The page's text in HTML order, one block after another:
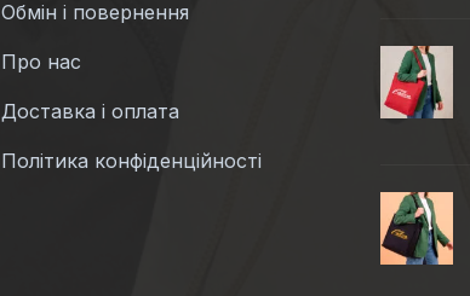
Обмін і повернення
Про нас
Доставка і оплата
Політика конфіденційності